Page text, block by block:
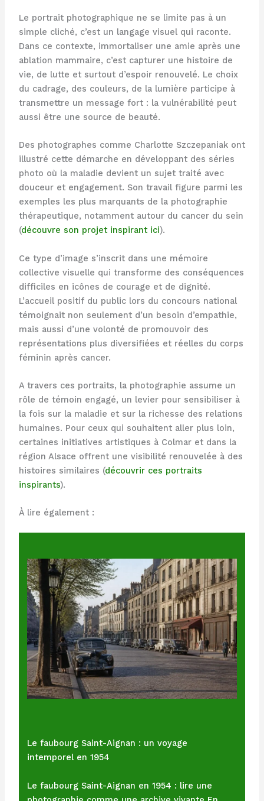
Le portrait photographique ne se limite pas à un
simple cliché, c’est un langage visuel qui raconte.
Dans ce contexte, immortaliser une amie après une
ablation mammaire, c’est capturer une histoire de
vie, de lutte et surtout d’espoir renouvelé. Le choix
du cadrage, des couleurs, de la lumière participe à
transmettre un message fort : la vulnérabilité peut
aussi être une source de beauté.
Des photographes comme Charlotte Szczepaniak ont
illustré cette démarche en développant des séries
photo où la maladie devient un sujet traité avec
douceur et engagement. Son travail figure parmi les
exemples les plus marquants de la photographie
thérapeutique, notamment autour du cancer du sein
(découvre son projet inspirant ici).
Ce type d’image s’inscrit dans une mémoire
collective visuelle qui transforme des conséquences
difficiles en icônes de courage et de dignité.
L’accueil positif du public lors du concours national
témoignait non seulement d’un besoin d’empathie,
mais aussi d’une volonté de promouvoir des
représentations plus diversifiées et réelles du corps
féminin après cancer.
A travers ces portraits, la photographie assume un
rôle de témoin engagé, un levier pour sensibiliser à
la fois sur la maladie et sur la richesse des relations
humaines. Pour ceux qui souhaitent aller plus loin,
certaines initiatives artistiques à Colmar et dans la
région Alsace offrent une visibilité renouvelée à des
histoires similaires (découvrir ces portraits
inspirants).
À lire également :
Le faubourg Saint-Aignan : un voyage
intemporel en 1954
Le faubourg Saint-Aignan en 1954 : lire une